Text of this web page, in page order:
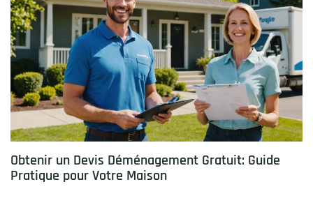
Obtenir un Devis Déménagement Gratuit: Guide
Pratique pour Votre Maison